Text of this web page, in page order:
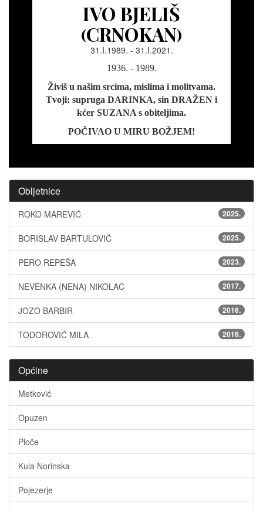
IVO BJELIŠ
(CRNOKAN)
31.I.1989. - 31.I.2021.
1936. - 1989.
Živiš u našim srcima, mislima i molitvama.
Tvoji: supruga DARINKA, sin DRAŽEN i
kćer SUZANA s obiteljima.
POČIVAO U MIRU BOŽJEM!
Obljetnice
ROKO MAREVIĆ 2025.
BORISLAV BARTULOVIĆ 2025.
PERO REPEŠA 2023.
NEVENKA (NENA) NIKOLAC 2017.
JOZO BARBIR 2016.
TODOROVIĆ MILA 2016.
Općine
Metković
Opuzen
Ploče
Kula Norinska
Pojezerje